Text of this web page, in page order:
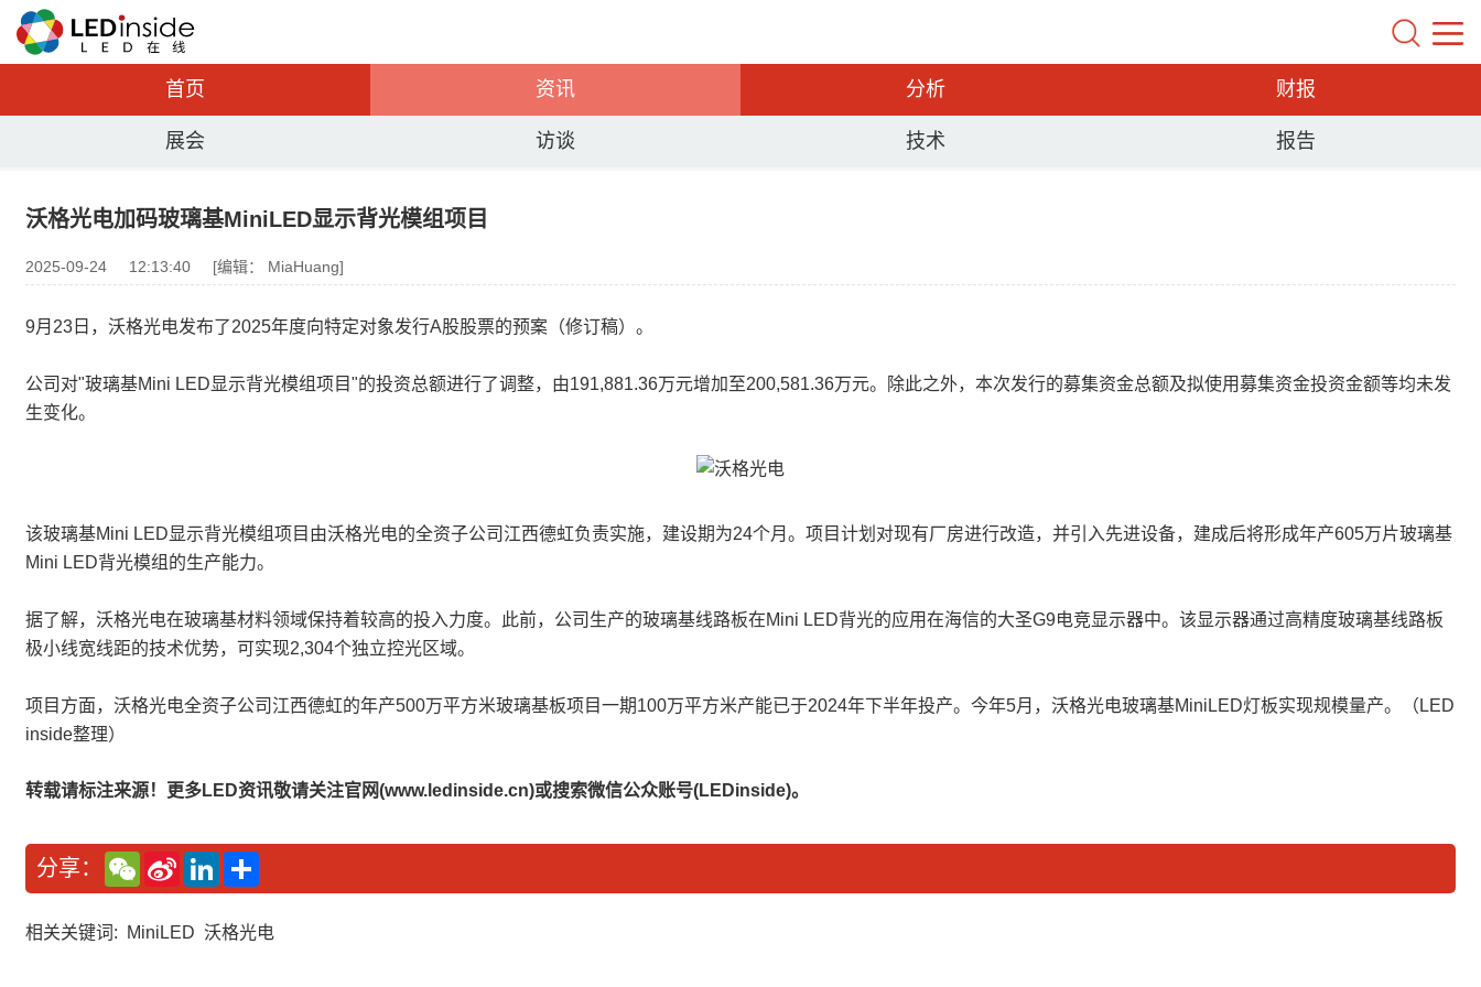
首页 资讯 分析 财报
展会 访谈 技术 报告
沃格光电加码玻璃基MiniLED显示背光模组项目
2025-09-24 12:13:40 [编辑： MiaHuang]
9月23日，沃格光电发布了2025年度向特定对象发行A股股票的预案（修订稿）。
公司对"玻璃基Mini LED显示背光模组项目"的投资总额进行了调整，由191,881.36万元增加至200,581.36万元。除此之外，本次发行的募集资金总额及拟使用募集资金投资金额等均未发
生变化。
该玻璃基Mini LED显示背光模组项目由沃格光电的全资子公司江西德虹负责实施，建设期为24个月。项目计划对现有厂房进行改造，并引入先进设备，建成后将形成年产605万片玻璃基
Mini LED背光模组的生产能力。
据了解，沃格光电在玻璃基材料领域保持着较高的投入力度。此前，公司生产的玻璃基线路板在Mini LED背光的应用在海信的大圣G9电竞显示器中。该显示器通过高精度玻璃基线路板
极小线宽线距的技术优势，可实现2,304个独立控光区域。
项目方面，沃格光电全资子公司江西德虹的年产500万平方米玻璃基板项目一期100万平方米产能已于2024年下半年投产。今年5月，沃格光电玻璃基MiniLED灯板实现规模量产。（LED
inside整理）
转载请标注来源！更多LED资讯敬请关注官网(www.ledinside.cn)或搜索微信公众账号(LEDinside)。
分享：
W
e
C
a
S
n
W
L
n
e
相关关键词: MiniLED 沃格光电